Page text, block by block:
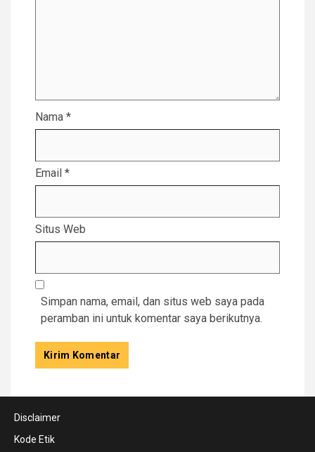
Nama *
Email *
Situs Web
Simpan nama, email, dan situs web saya pada
peramban ini untuk komentar saya berikutnya.
Disclaimer
Kode Etik